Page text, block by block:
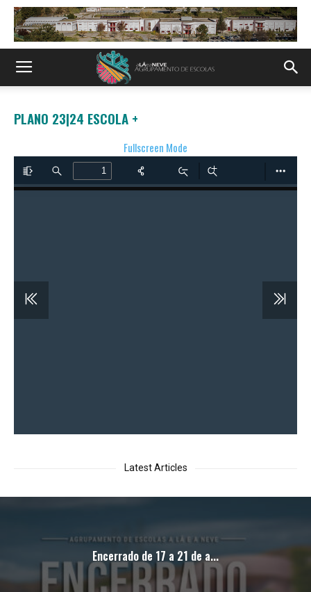
PLANO 23|24 ESCOLA +
Fullscreen Mode
Latest Articles
Encerrado de 17 a 21 de a...